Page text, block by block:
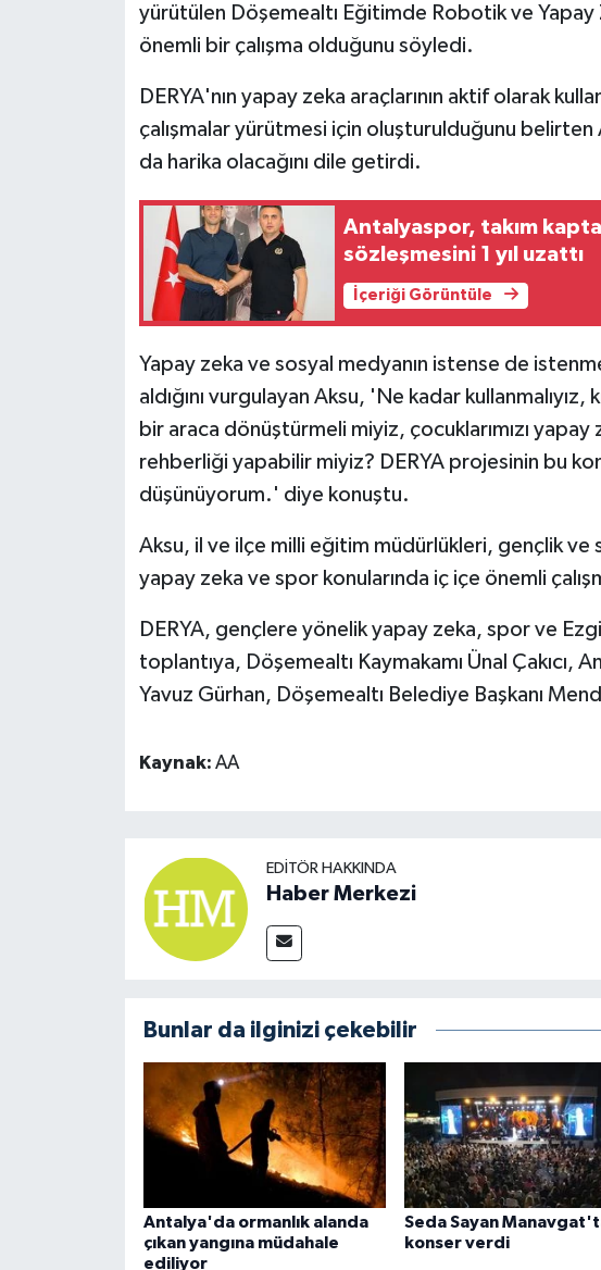
yürütülen Döşemealtı Eğitimde Robotik ve Yapay
önemli bir çalışma olduğunu söyledi.
DERYA'nın yapay zeka araçlarının aktif olarak
çalışmalar yürütmesi için oluşturulduğunu belirten
da harika olacağını dile getirdi.
Antalyaspor, takım
sözleşmesini 1 yıl uzattı
İçeriği Görüntüle
Yapay zeka ve sosyal medyanın istense de
aldığını vurgulayan Aksu, 'Ne kadar kullanmalıyız,
bir araca dönüştürmeli miyiz, çocuklarımızı
rehberliği yapabilir miyiz? DERYA projesinin bu
düşünüyorum.' diye konuştu.
Aksu, il ve ilçe milli eğitim müdürlükleri, gençlik
yapay zeka ve spor konularında iç içe önemli
DERYA, gençlere yönelik yapay zeka, spor ve
toplantıya, Döşemealtı Kaymakamı Ünal Çakıcı,
Yavuz Gürhan, Döşemealtı Belediye Başkanı
Kaynak: AA
EDITÖR HAKKINDA
Haber Merkezi
Bunlar da ilginizi çekebilir
Antalya'da ormanlık alanda
çıkan yangına müdahale
ediliyor
Seda Sayan
konser verdi